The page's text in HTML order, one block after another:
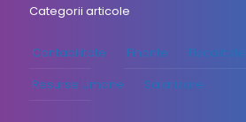
Categorii articole
Contabilitate Finante
Fiscalitate
Resurse Umane
Salarizare